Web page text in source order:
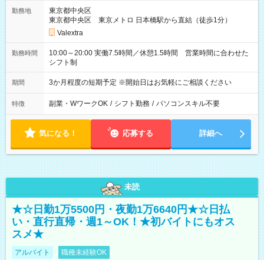
勤務地
東京都中央区
東京都中央区 東京メトロ 日本橋駅から直結（徒歩1分）
Valextra
勤務時間
10:00～20:00 実働7.5時間／休憩1.5時間 営業時間に合わせた
シフト制
期間 3か月程度の短期予定 ※開始日はお気軽にご相談ください
特徴 副業・WワークOK / シフト勤務 / パソコンスキル不要
気になる！ 応募する 詳細へ
未読
★☆日勤1万5500円・夜勤1万6640円★☆日払
い・直行直帰・週1～OK！★初バイトにもオス
スメ★
アルバイト 職種未経験OK